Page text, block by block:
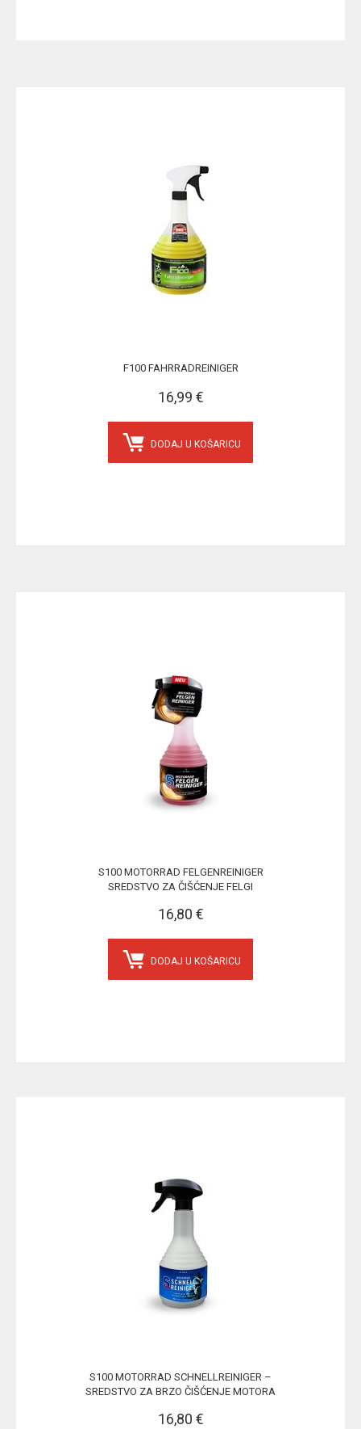
F100 FAHRRADREINIGER
16,99 €
DODAJ U KOŠARICU
S100 MOTORRAD FELGENREINIGER
SREDSTVO ZA ČIŠĆENJE FELGI
16,80 €
DODAJ U KOŠARICU
S100 MOTORRAD SCHNELLREINIGER –
SREDSTVO ZA BRZO ČIŠĆENJE MOTORA
16,80 €